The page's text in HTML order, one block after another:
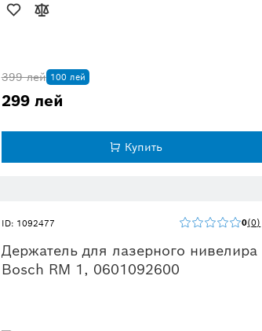
399 лей 100 лей
299 лей
Купить
ID: 1092477 0 0
Держатель для лазерного нивелира
Bosch RM 1, 0601092600